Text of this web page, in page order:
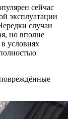
сейчас
эксплуатации
случаи
но вполне
условиях